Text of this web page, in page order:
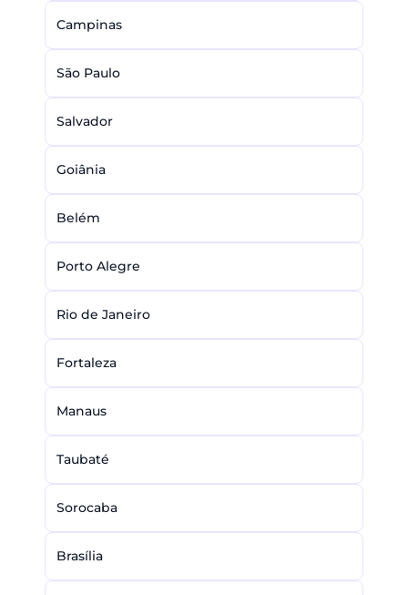
Campinas
São Paulo
Salvador
Goiânia
Belém
Porto Alegre
Rio de Janeiro
Fortaleza
Manaus
Taubaté
Sorocaba
Brasília